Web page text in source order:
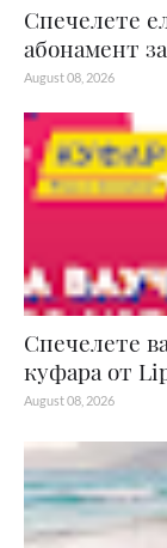
Спечелете
абонамент
August 08, 2026
Спечелете
куфара от
August 08, 2026